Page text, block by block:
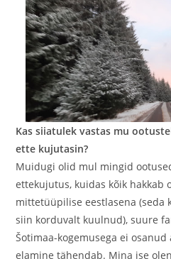
Kas siiatulek vastas mu
ette kujutasin?
Muidugi olid mul mingid
ettekujutus, kuidas kõik hakkab
mittetüüpilise eestlasena (seda
siin korduvalt kuulnud), suure
Šotimaa-kogemusega ei
elamine tähendab. Mina ise